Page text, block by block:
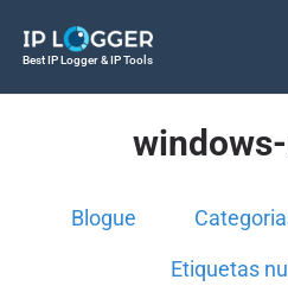
Best IP Logger & IP Tools
Blogue
Etiquetas